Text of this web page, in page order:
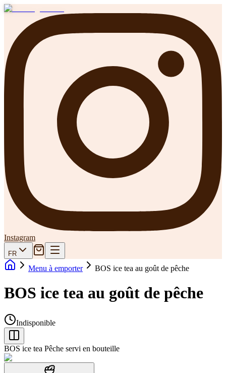
Instagram
FR
Menu à emporter BOS ice tea au goût de pêche
BOS ice tea au goût de pêche
Indisponible
BOS ice tea Pêche servi en bouteille